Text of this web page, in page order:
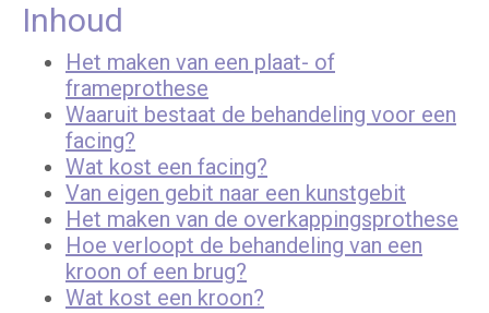
Inhoud
Het maken van een plaat- of
frameprothese
Waaruit bestaat de behandeling voor een
facing?
Wat kost een facing?
Van eigen gebit naar een kunstgebit
Het maken van de overkappingsprothese
Hoe verloopt de behandeling van een
kroon of een brug?
Wat kost een kroon?